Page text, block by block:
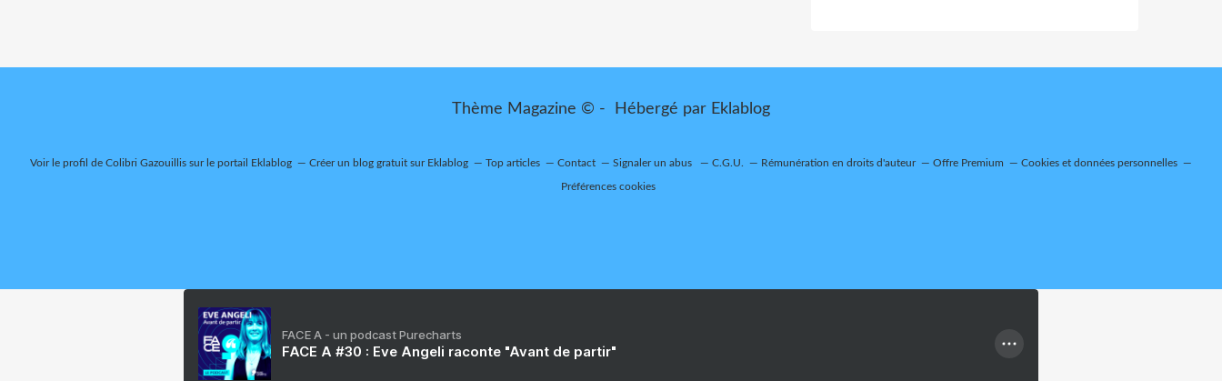
Thème Magazine © - Hébergé par Eklablog
Voir le profil de Colibri Gazouillis sur le portail Eklablog Créer un blog gratuit sur Eklablog Top articles Contact Signaler un abus C.G.U. Rémunération en droits d'auteur Offre Premium Cookies et données personnelles
Préférences cookies
FACE A - un podcast Purecharts
FACE A #30 : Eve Angeli raconte "Avant de partir"